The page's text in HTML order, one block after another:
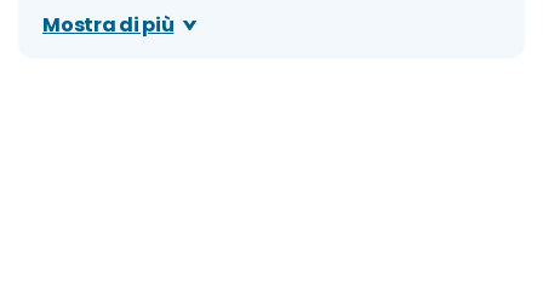
Ritorno del Figliol Prodigo, Rembrandt
Mostra di più